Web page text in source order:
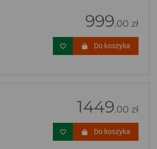
999.00 zł
Do koszyka
1449.00 zł
Do koszyka